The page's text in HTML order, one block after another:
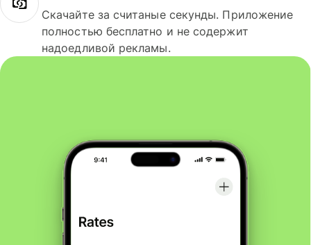
Скачайте за считаные секунды. Приложение
полностью бесплатно и не содержит
надоедливой рекламы.